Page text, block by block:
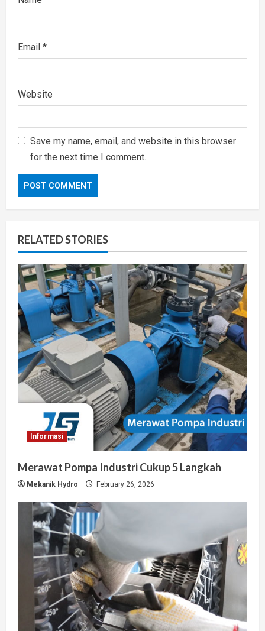
Email *
Website
Save my name, email, and website in this browser
for the next time I comment.
RELATED STORIES
Informasi
Merawat Pompa Industri Cukup 5 Langkah
Mekanik Hydro February 26, 2026